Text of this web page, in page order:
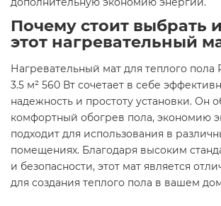
Почему стоит выбрать
этот нагревательный
Нагревательный мат для теплого пола
3.5 м² 560 Вт сочетает в себе
надежность и простоту установки. Он
комфортный обогрев пола, экономию
подходит для использования в
помещениях. Благодаря высоким
и безопасности, этот мат является
для создания теплого пола в вашем